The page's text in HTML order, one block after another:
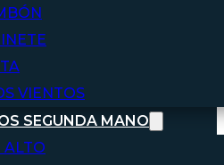
VIENTOS
SEGUNDA MANO
ALTO